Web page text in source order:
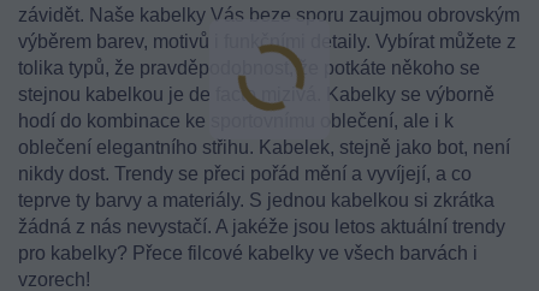
závidět. Naše kabelky Vás beze sporu zaujmou obrovským
výběrem barev, motivů i funkčními detaily. Vybírat můžete z
tolika typů, že pravděpodobnost, že potkáte někoho se
stejnou kabelkou je de facto mizivá. Kabelky se výborně
hodí do kombinace ke sportovnímu oblečení, ale i k
oblečení elegantního střihu. Kabelek, stejně jako bot, není
nikdy dost. Trendy se přeci pořád mění a vyvíjejí, a co
teprve ty barvy a materiály. S jednou kabelkou si zkrátka
žádná z nás nevystačí. A jakéže jsou letos aktuální trendy
pro kabelky? Přece filcové kabelky ve všech barvách i
vzorech!